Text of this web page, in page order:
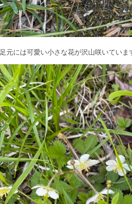
足元には可愛い小さな花が沢山咲いてい